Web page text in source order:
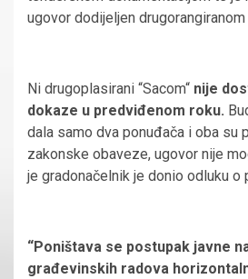
ugovor dodijeljen drugorangiranom
Ni drugoplasirani “Sacom“ nije
dokaze u predviđenom roku.
dala samo dva ponuđača i oba su
zakonske obaveze, ugovor nije
je gradonačelnik je donio odluku o
“Poništava se postupak javne
građevinskih radova